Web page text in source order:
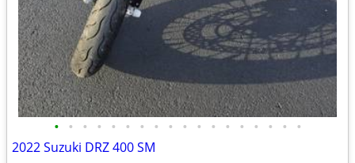
• • • • • • • • • • • • • • • • • •
2022 Suzuki DRZ 400 SM